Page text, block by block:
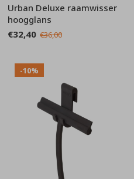
Urban Deluxe raamwisser
hoogglans
€32,40 €36,00
-10%